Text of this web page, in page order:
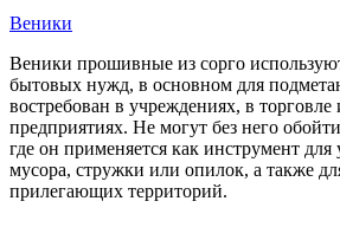
Веники
Веники прошивные из сорго
бытовых нужд, в основном для
востребован в учреждениях, в
предприятиях. Не могут без него
где он применяется как инструмент
мусора, стружки или опилок, а также
прилегающих территорий.